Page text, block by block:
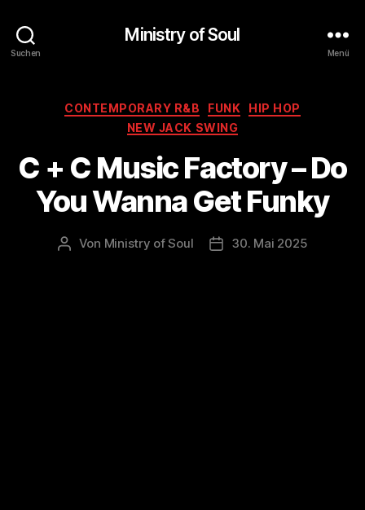
Suchen
Ministry of Soul
Menü
Kategorien
CONTEMPORARY R&B FUNK
HIP HOP
NEW JACK SWING
C + C Music Factory – Do
You Wanna Get Funky
Beitragsautor
Von Ministry of Soul Veröffentlichungsdatum
30. Mai 2025